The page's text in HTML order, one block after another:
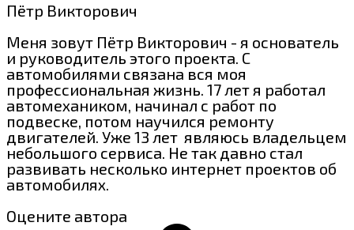
Пётр Викторович
Меня зовут Пётр Викторович - я основатель
и руководитель этого проекта. С
автомобилями связана вся моя
профессиональная жизнь. 17 лет я работал
автомехаником, начинал с работ по
подвеске, потом научился ремонту
двигателей. Уже 13 лет являюсь владельцем
небольшого сервиса. Не так давно стал
развивать несколько интернет проектов об
автомобилях.
Оцените автора